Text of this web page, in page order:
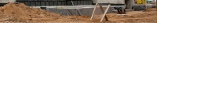
Кирпич на дом